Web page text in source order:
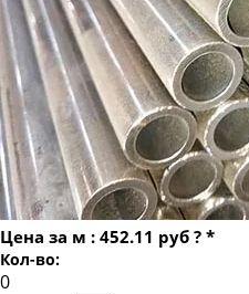
Труба бесшовная 24
Труба бесшовная 25
Труба бесшовная 26
Труба бесшовная 27
Труба бесшовная 28
Труба бесшовная 30
Труба бесшовная 32
Труба бесшовная 34
Цена за м : 452.11 руб ? *
Кол-во: